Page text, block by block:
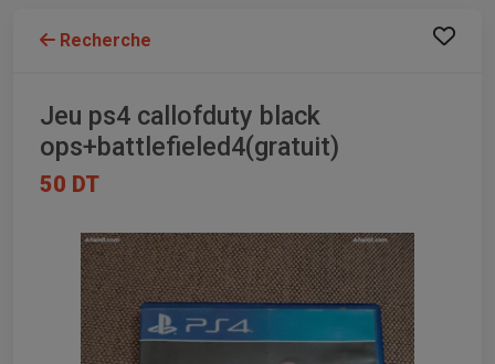
Recherche
Jeu ps4 callofduty black
ops+battlefieled4(gratuit)
50 DT